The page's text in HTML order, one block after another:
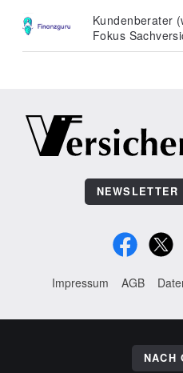
Kundenberater
Fokus
NEWSLETTER
Impressum AGB
NACH